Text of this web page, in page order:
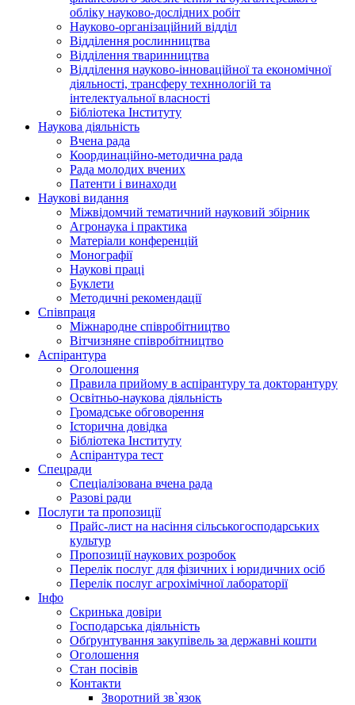
обліку науково-дослідних робіт
Науково-організаційний відділ
Відділення рослинництва
Відділення тваринництва
Відділення науково-інноваційної та економічної
діяльності, трансферу техннологій та
інтелектуальної власності
Бібліотека Інституту
Наукова діяльність
Вчена рада
Координаційно-методична рада
Рада молодих вчених
Патенти і винаходи
Наукові видання
Міжвідомчий тематичний науковий збірник
Агронаука і практика
Матеріали конференцій
Монографії
Наукові праці
Буклети
Методичні рекомендації
Співпраця
Міжнародне співробітництво
Вітчизняне співробітництво
Аспірантура
Оголошення
Правила прийому в аспірантуру та докторантуру
Освітньо-наукова діяльність
Громадське обговорення
Історична довідка
Бібліотека Інституту
Аспірантура тест
Спецради
Спеціалізована вчена рада
Разові ради
Послуги та пропозиції
Прайс-лист на насіння сільськогосподарських
культур
Пропозиції наукових розробок
Перелік послуг для фізичних і юридичних осіб
Перелік послуг агрохімічної лабораторії
Інфо
Скринька довіри
Господарська діяльність
Обґрунтування закупівель за державні кошти
Оголошення
Стан посівів
Контакти
Зворотний зв`язок